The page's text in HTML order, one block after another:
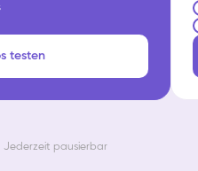
testen
Jederzeit pausierbar